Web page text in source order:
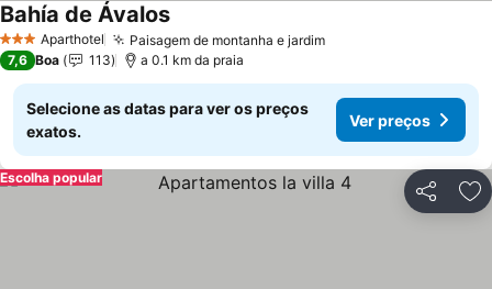
3 EstrelasAparthotel Paisagem de montanha e jardimVer preços
Bahía de ÁvalosVer preços
7,6 Boa 113 a 0.1 km da praia
Selecione as datas para ver os preços
exatos.
Ver preços
Partilhar
Escolha popular